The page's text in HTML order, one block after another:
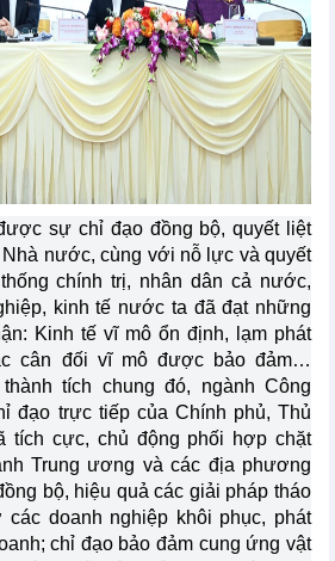
sự chỉ đạo đồng bộ, quyết liệt
nước, cùng với nỗ lực và quyết
chính trị, nhân dân cả nước,
kinh tế nước ta đã đạt những
Kinh tế vĩ mô ổn định, lạm phát
cân đối vĩ mô được bảo đảm…
tích chung đó, ngành Công
đạo trực tiếp của Chính phủ, Thủ
tích cực, chủ động phối hợp chặt
Trung ương và các địa phương
bộ, hiệu quả các giải pháp tháo
doanh nghiệp khôi phục, phát
chỉ đạo bảo đảm cung ứng vật